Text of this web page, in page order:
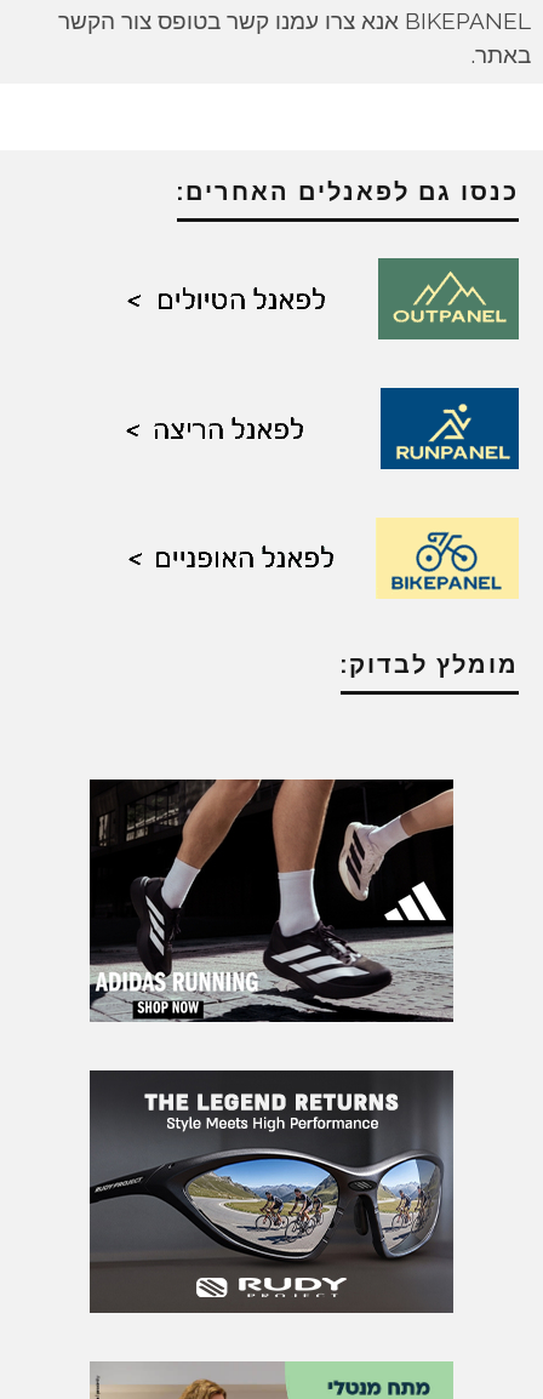
BIKEPANEL אנא צרו עמנו קשר בטופס צור הקשר
באתר.
כנסו גם לפאנלים האחרים:
מומלץ לבדוק: